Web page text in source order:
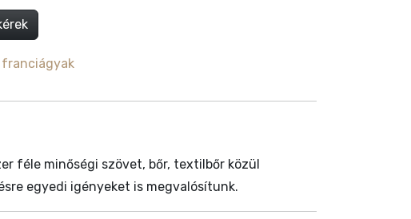
franciágyak
féle minőségi szövet, bőr, textilbőr közül
egyedi igényeket is megvalósítunk.